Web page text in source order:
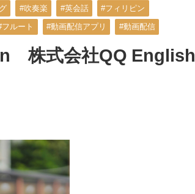
#吹奏楽 #英会話 #フィリピン
フルート #動画配信アプリ #動画配信
株式会社QQ English